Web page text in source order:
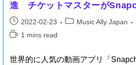
進 チケットマスターが
2022-02-23 Music Ally Japan
1 mins read
世界的に人気の動画アプリ「